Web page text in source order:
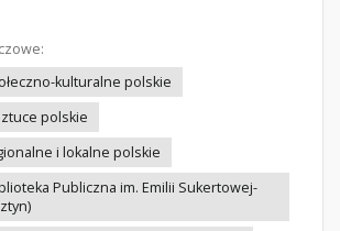
kulturalne polskie
polskie
i lokalne polskie
Publiczna im. Emilii Sukertowej-